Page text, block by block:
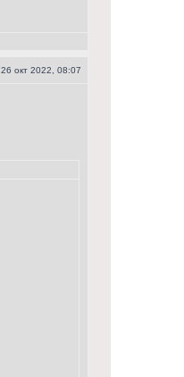
26 окт 2022, 08:07